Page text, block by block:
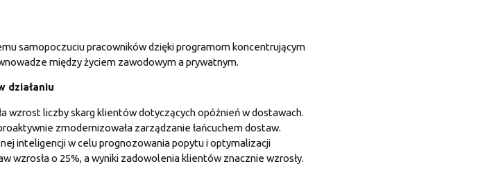
samopoczuciu pracowników dzięki programom koncentrującym
między życiem zawodowym a prywatnym.
działaniu
wzrost liczby skarg klientów dotyczących opóźnień w dostawach.
zmodernizowała zarządzanie łańcuchem dostaw.
inteligencji w celu prognozowania popytu i optymalizacji
wzrosła o 25%, a wyniki zadowolenia klientów znacznie wzrosły.